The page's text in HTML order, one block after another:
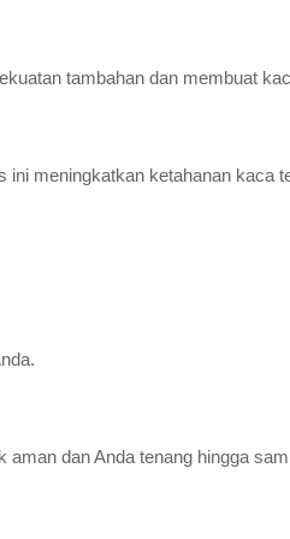
tambahan dan membuat
meningkatkan ketahanan kaca
dan Anda tenang hingga